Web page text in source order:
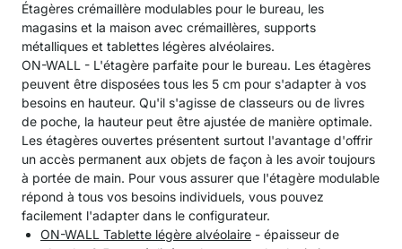
Étagères crémaillère modulables pour le bureau, les
magasins et la maison avec crémaillères, supports
métalliques et tablettes légères alvéolaires.
ON-WALL - L'étagère parfaite pour le bureau. Les étagères
peuvent être disposées tous les 5 cm pour s'adapter à vos
besoins en hauteur. Qu'il s'agisse de classeurs ou de livres
de poche, la hauteur peut être ajustée de manière optimale.
Les étagères ouvertes présentent surtout l'avantage d'offrir
un accès permanent aux objets de façon à les avoir toujours
à portée de main. Pour vous assurer que l'étagère modulable
répond à tous vos besoins individuels, vous pouvez
facilement l'adapter dans le configurateur.
ON-WALL Tablette légère alvéolaire - épaisseur de